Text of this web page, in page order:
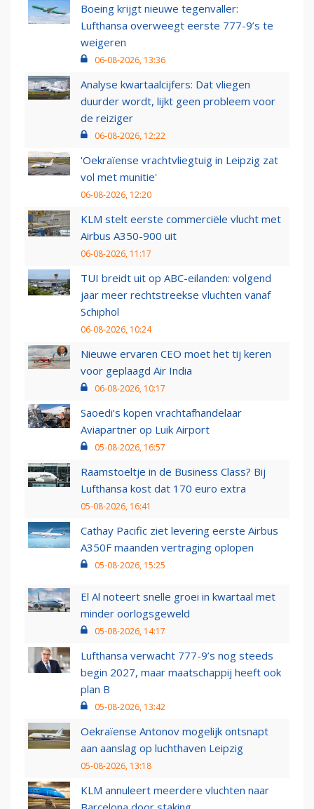
Boeing krijgt nieuwe tegenvaller:
Lufthansa overweegt eerste 777-9’s te
weigeren
06-08-2026, 13:36
Analyse kwartaalcijfers: Dat vliegen
duurder wordt, lijkt geen probleem voor
de reiziger
06-08-2026, 12:22
'Oekraïense vrachtvliegtuig in Leipzig zat
vol met munitie'
06-08-2026, 12:20
KLM stelt eerste commerciële vlucht met
Airbus A350-900 uit
06-08-2026, 11:17
TUI breidt uit op ABC-eilanden: volgend
jaar meer rechtstreekse vluchten vanaf
Schiphol
06-08-2026, 10:24
Nieuwe ervaren CEO moet het tij keren
voor geplaagd Air India
06-08-2026, 10:17
Saoedi’s kopen vrachtafhandelaar
Aviapartner op Luik Airport
05-08-2026, 16:57
Raamstoeltje in de Business Class? Bij
Lufthansa kost dat 170 euro extra
05-08-2026, 16:41
Cathay Pacific ziet levering eerste Airbus
A350F maanden vertraging oplopen
05-08-2026, 15:25
El Al noteert snelle groei in kwartaal met
minder oorlogsgeweld
05-08-2026, 14:17
Lufthansa verwacht 777-9’s nog steeds
begin 2027, maar maatschappij heeft ook
plan B
05-08-2026, 13:42
Oekraïense Antonov mogelijk ontsnapt
aan aanslag op luchthaven Leipzig
05-08-2026, 13:18
KLM annuleert meerdere vluchten naar